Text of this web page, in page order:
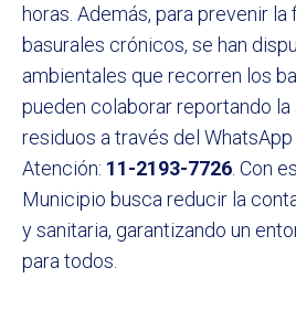
horas. Además, para prevenir
basurales crónicos, se han
ambientales que recorren los
pueden colaborar reportando
residuos a través del
Atención: 11-2193-7726 . Con
Municipio busca reducir la
y sanitaria, garantizando un
para todos.